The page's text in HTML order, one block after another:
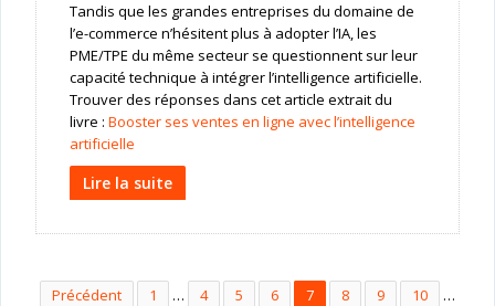
Tandis que les grandes entreprises du domaine de
l’e-commerce n’hésitent plus à adopter l’IA, les
PME/TPE du même secteur se questionnent sur leur
capacité technique à intégrer l’intelligence artificielle.
Trouver des réponses dans cet article extrait du
livre : Booster ses ventes en ligne avec l’intelligence
artificielle
Lire la suite
Précédent 1 … 4 5 6 7 8 9 10
…